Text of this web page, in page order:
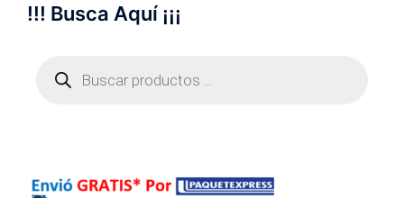
!!! Busca Aquí ¡¡¡
productos